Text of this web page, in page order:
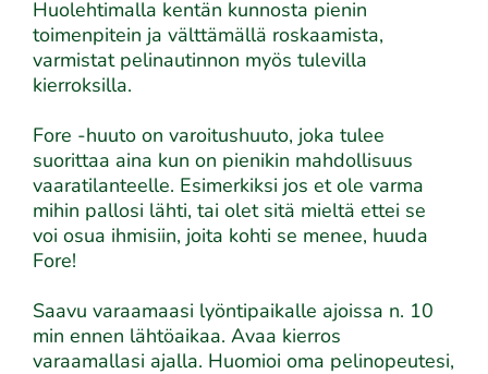
​​​​Huolehtimalla kentän kunnosta pienin
toimenpitein ja välttämällä roskaamista,
varmistat pelinautinnon myös tulevilla
kierroksilla.
Fore -huuto on varoitushuuto, joka tulee
suorittaa aina kun on pienikin mahdollisuus
vaaratilanteelle. Esimerkiksi jos et ole varma
mihin pallosi lähti, tai olet sitä mieltä ettei se
voi osua ihmisiin, joita kohti se menee, huuda
Fore!
Saavu varaamaasi lyöntipaikalle ajoissa n. 10
min ennen lähtöaikaa. Avaa kierros
varaamallasi ajalla. Huomioi oma pelinopeutesi,